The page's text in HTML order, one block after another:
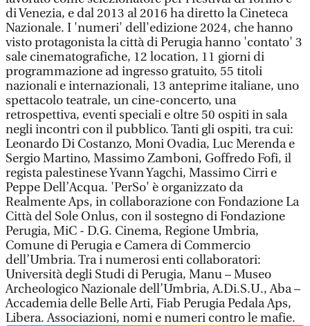
di Venezia, e dal 2013 al 2016 ha diretto la Cineteca
Nazionale. I 'numeri' dell'edizione 2024, che hanno
visto protagonista la città di Perugia hanno 'contato' 3
sale cinematografiche, 12 location, 11 giorni di
programmazione ad ingresso gratuito, 55 titoli
nazionali e internazionali, 13 anteprime italiane, uno
spettacolo teatrale, un cine-concerto, una
retrospettiva, eventi speciali e oltre 50 ospiti in sala
negli incontri con il pubblico. Tanti gli ospiti, tra cui:
Leonardo Di Costanzo, Moni Ovadia, Luc Merenda e
Sergio Martino, Massimo Zamboni, Goffredo Fofi, il
regista palestinese Yvann Yagchi, Massimo Cirri e
Peppe Dell’Acqua. 'PerSo' è organizzato da
Realmente Aps, in collaborazione con Fondazione La
Città del Sole Onlus, con il sostegno di Fondazione
Perugia, MiC - D.G. Cinema, Regione Umbria,
Comune di Perugia e Camera di Commercio
dell’Umbria. Tra i numerosi enti collaboratori:
Università degli Studi di Perugia, Manu – Museo
Archeologico Nazionale dell’Umbria, A.Di.S.U., Aba –
Accademia delle Belle Arti, Fiab Perugia Pedala Aps,
Libera. Associazioni, nomi e numeri contro le mafie.